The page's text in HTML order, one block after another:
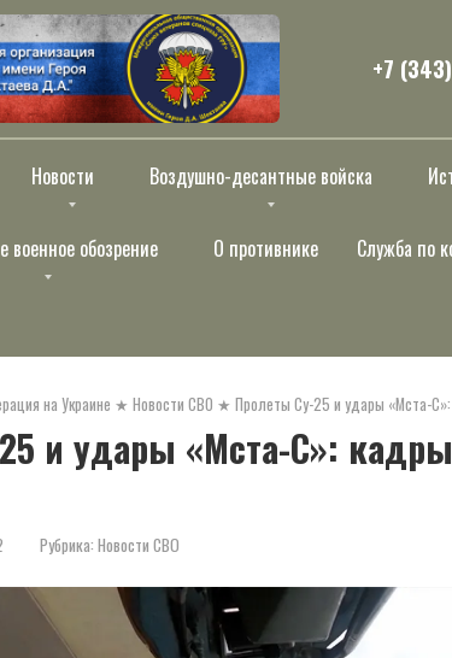
+7
Новости Воздушно-десантные войска
военное обозрение О противнике Служба по
на Украине ★ Новости СВО ★ Пролеты Су-25 и удары «Мста-
и удары «Мста-С»:
Рубрика: Новости СВО